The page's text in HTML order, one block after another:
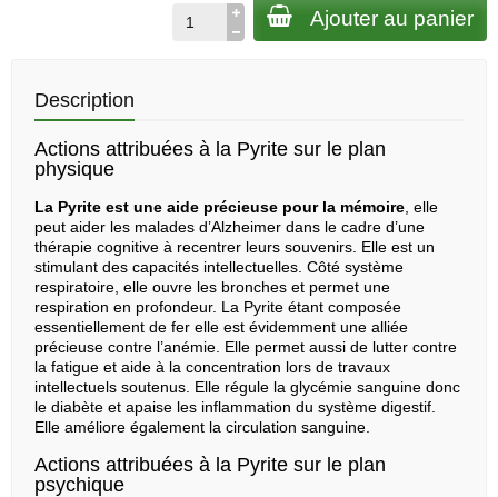
Ajouter au panier
Description
Actions attribuées à la Pyrite sur le plan
physique
La Pyrite est une aide précieuse pour la mémoire , elle
peut aider les malades d’Alzheimer dans le cadre d’une
thérapie cognitive à recentrer leurs souvenirs. Elle est un
stimulant des capacités intellectuelles. Côté système
respiratoire, elle ouvre les bronches et permet une
respiration en profondeur. La Pyrite étant composée
essentiellement de fer elle est évidemment une alliée
précieuse contre l’anémie. Elle permet aussi de lutter contre
la fatigue et aide à la concentration lors de travaux
intellectuels soutenus. Elle régule la glycémie sanguine donc
le diabète et apaise les inflammation du système digestif.
Elle améliore également la circulation sanguine.
Actions attribuées à la Pyrite sur le plan
psychique